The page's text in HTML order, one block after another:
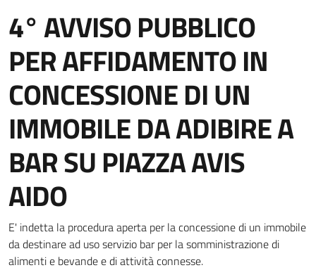
4° AVVISO PUBBLICO
PER AFFIDAMENTO IN
CONCESSIONE DI UN
IMMOBILE DA ADIBIRE A
BAR SU PIAZZA AVIS
AIDO
Dettagli della notizia
E' indetta la procedura aperta per la concessione di un immobile
da destinare ad uso servizio bar per la somministrazione di
alimenti e bevande e di attività connesse.